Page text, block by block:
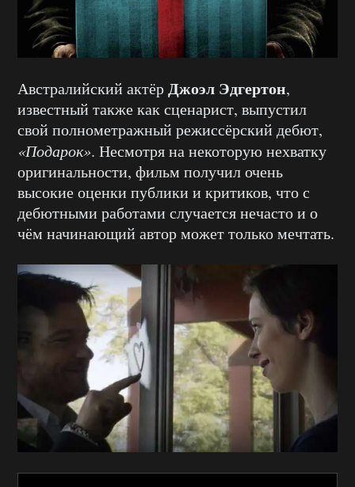
Австралийский актёрДжоэл Эдгертон,
известный также как сценарист, выпустил
свой полнометражный режиссёрский дебют,
«Подарок». Несмотря на некоторую нехватку
оригинальности, фильм получил очень
высокие оценки публики и критиков, что с
дебютными работами случается нечасто и о
чём начинающий автор может только мечтать.